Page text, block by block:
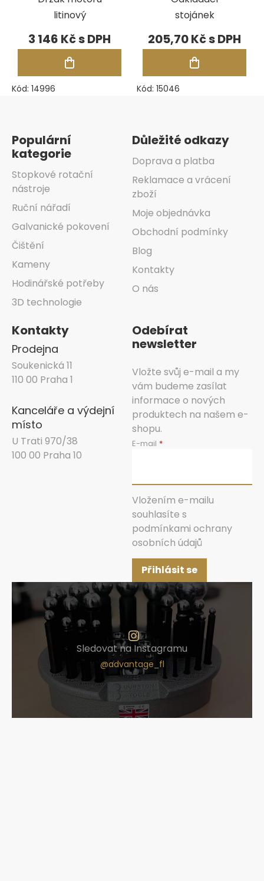
litinový
3 146 Kč
Kód: 14996
stojánek
205,70 Kč
Kód: 15046
Populární
kategorie
Stopkové rotační
nástroje
Ruční nářadí
Galvanické pokovení
Čištění
Kameny
Hodinářské potřeby
3D technologie
Důležité odkazy
Doprava a platba
Reklamace a vrácení
zboží
Moje objednávka
Obchodní podmínky
Blog
Kontakty
O nás
Kontakty
Prodejna
Soukenická 11
110 00 Praha 1
Kanceláře a výdejní
místo
U Trati 970/38
100 00 Praha 10
Odebírat
newsletter
Vložte svůj e-mail a my
vám budeme zasílat
informace o nových
produktech na našem e-
shopu.
E-mail
Vložením e-mailu
souhlasíte s
podmínkami ochrany
osobních údajů
Přihlásit se
Sledovat na Instagramu